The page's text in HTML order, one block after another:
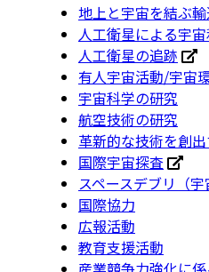
地上と宇宙を結ぶ
人工衛星による宇
人工衛星の追跡
有人宇宙活動/宇宙
宇宙科学の研究
航空技術の研究
革新的な技術を創
国際宇宙探査
スペースデブリ（
国際協力
広報活動
教育支援活動